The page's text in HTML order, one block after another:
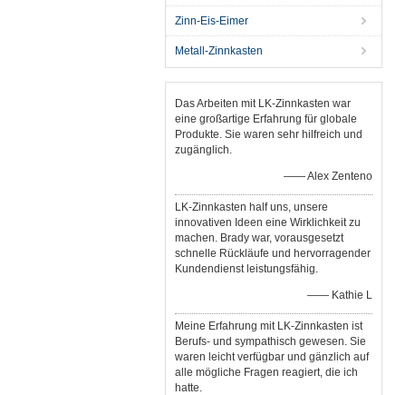
Zinn-Eis-Eimer
Metall-Zinnkasten
Das Arbeiten mit LK-Zinnkasten war
eine großartige Erfahrung für globale
Produkte. Sie waren sehr hilfreich und
zugänglich.
—— Alex Zenteno
LK-Zinnkasten half uns, unsere
innovativen Ideen eine Wirklichkeit zu
machen. Brady war, vorausgesetzt
schnelle Rückläufe und hervorragender
Kundendienst leistungsfähig.
—— Kathie L
Meine Erfahrung mit LK-Zinnkasten ist
Berufs- und sympathisch gewesen. Sie
waren leicht verfügbar und gänzlich auf
alle mögliche Fragen reagiert, die ich
hatte.